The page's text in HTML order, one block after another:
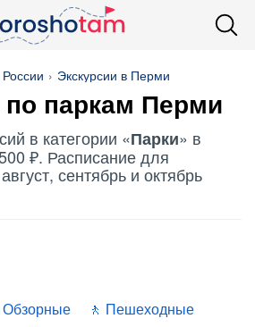
Экскурсии в Перми
по паркам Перми
в категории «Парки» в
₽. Расписание для
сентябрь и октябрь
Обзорные
Пешеходные